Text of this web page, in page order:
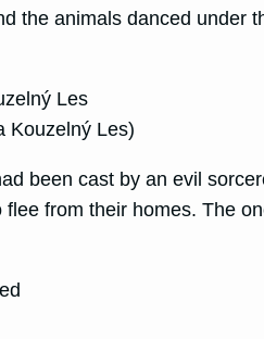
the animals danced
Les
Kouzelný Les)
been cast by an evil
from their homes. The